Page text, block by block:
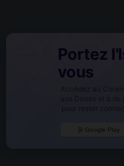
Portez
vous
Accédez au
aux Douas et à de
pour rester
Google Play